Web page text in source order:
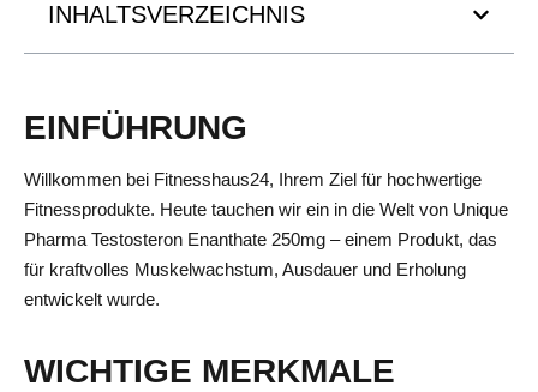
INHALTSVERZEICHNIS
EINFÜHRUNG
Willkommen bei Fitnesshaus24, Ihrem Ziel für hochwertige
Fitnessprodukte. Heute tauchen wir ein in die Welt von Unique
Pharma Testosteron Enanthate 250mg – einem Produkt, das
für kraftvolles Muskelwachstum, Ausdauer und Erholung
entwickelt wurde.
WICHTIGE MERKMALE